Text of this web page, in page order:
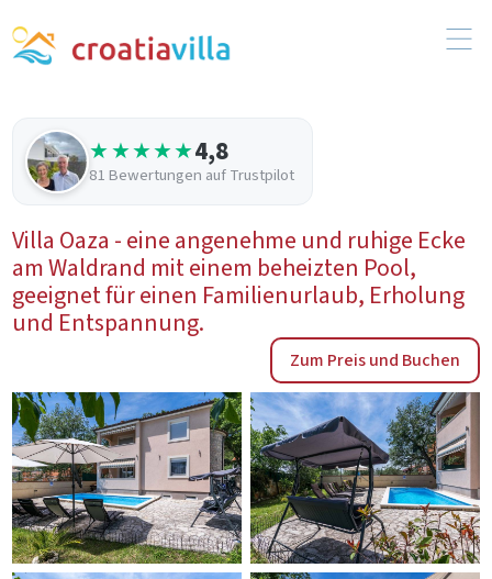
★★★★★4,8
81 Bewertungen auf Trustpilot
Villa Oaza - eine angenehme und ruhige Ecke
am Waldrand mit einem beheizten Pool,
geeignet für einen Familienurlaub, Erholung
und Entspannung.
Zum Preis und Buchen